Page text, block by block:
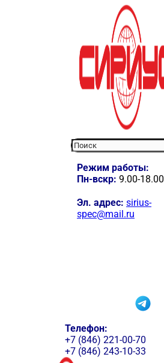
Режим работы:
Пн-вскр: 9.00-18.00
Эл. адрес: sirius-
spec@mail.ru
Телефон:
+7 (846) 221-00-70
+7 (846) 243-10-33